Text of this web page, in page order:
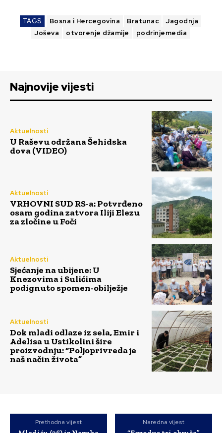
TAGS Bosna i Hercegovina Bratunac
Jagodnja
Joševa
otvorenje džamije podrinjemedia
Najnovije vijesti
Aktuelnosti
U Raševu održana Šehidska
dova (VIDEO)
Aktuelnosti
VRHOVNI SUD RS-a: Potvrđeno
osam godina zatvora Iliji Elezu
za zločine u Foči
Aktuelnosti
Sjećanje na ubijene: U
Knezovima i Sulićima
podignuto spomen-obilježje
Aktuelnosti
Dok mladi odlaze iz sela, Emir i
Adelisa u Ustikolini šire
proizvodnju: “Poljoprivreda je
naš način života”
Prethodna vijest Naredna vijest